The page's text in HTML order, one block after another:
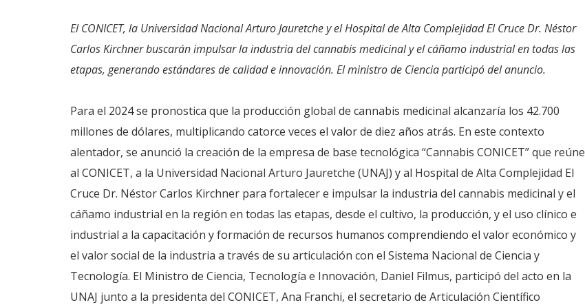
El CONICET, la Universidad Nacional Arturo Jauretche y el Hospital de Alta Complejidad El Cruce Dr. Néstor
Carlos Kirchner buscarán impulsar la industria del cannabis medicinal y el cáñamo industrial en todas las
etapas, generando estándares de calidad e innovación. El ministro de Ciencia participó del anuncio.
Para el 2024 se pronostica que la producción global de cannabis medicinal alcanzaría los 42.700
millones de dólares, multiplicando catorce veces el valor de diez años atrás. En este contexto
alentador, se anunció la creación de la empresa de base tecnológica “Cannabis CONICET” que reúne
al CONICET, a la Universidad Nacional Arturo Jauretche (UNAJ) y al Hospital de Alta Complejidad El
Cruce Dr. Néstor Carlos Kirchner para fortalecer e impulsar la industria del cannabis medicinal y el
cáñamo industrial en la región en todas las etapas, desde el cultivo, la producción, y el uso clínico e
industrial a la capacitación y formación de recursos humanos comprendiendo el valor económico y
el valor social de la industria a través de su articulación con el Sistema Nacional de Ciencia y
Tecnología. El Ministro de Ciencia, Tecnología e Innovación, Daniel Filmus, participó del acto en la
UNAJ junto a la presidenta del CONICET, Ana Franchi, el secretario de Articulación Científico